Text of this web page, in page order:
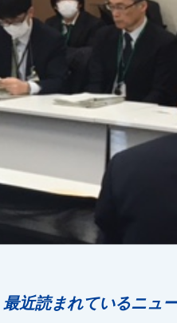
最近読まれているニュ